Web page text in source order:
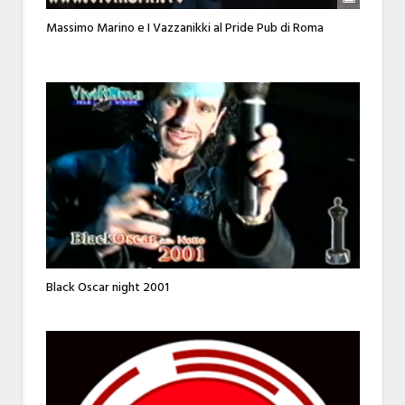
Massimo Marino e I Vazzanikki al Pride Pub di Roma
Black Oscar night 2001